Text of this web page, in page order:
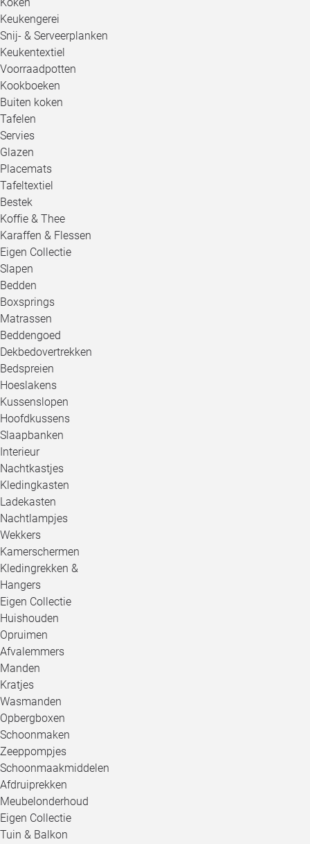
Keukengerei
Snij- & Serveerplanken
Keukentextiel
Voorraadpotten
Kookboeken
Buiten koken
Tafelen
Servies
Glazen
Placemats
Tafeltextiel
Bestek
Koffie & Thee
Karaffen & Flessen
Eigen Collectie
Slapen
Bedden
Boxsprings
Matrassen
Beddengoed
Dekbedovertrekken
Bedspreien
Hoeslakens
Kussenslopen
Hoofdkussens
Slaapbanken
Interieur
Nachtkastjes
Kledingkasten
Ladekasten
Nachtlampjes
Wekkers
Kamerschermen
Kledingrekken &
Hangers
Eigen Collectie
Huishouden
Opruimen
Afvalemmers
Manden
Kratjes
Wasmanden
Opbergboxen
Schoonmaken
Zeeppompjes
Schoonmaakmiddelen
Afdruiprekken
Meubelonderhoud
Eigen Collectie
Tuin & Balkon